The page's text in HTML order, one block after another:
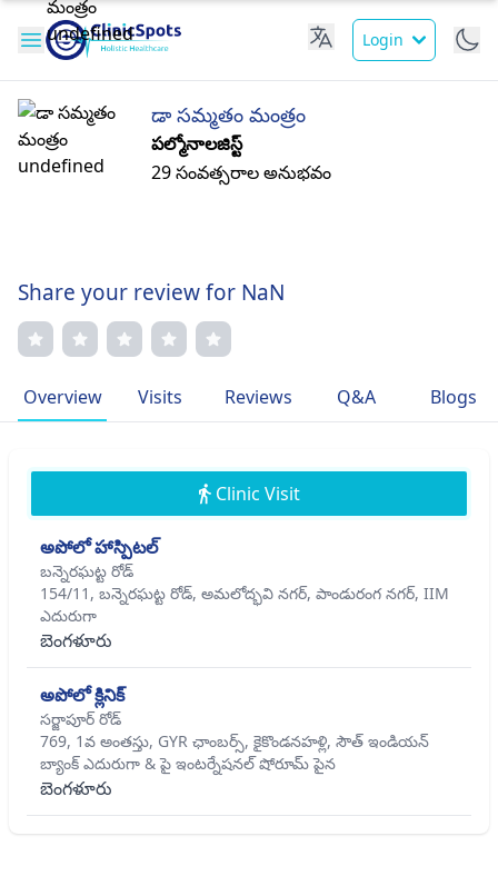
Login
డా సమ్మతం మంత్రం
పల్మోనాలజిస్ట్
29 సంవత్సరాల అనుభవం
Share your review for NaN
Overview Visits Reviews Q&A Blogs
Clinic Visit
అపోలో హాస్పిటల్
బన్నెరఘట్ట రోడ్
154/11, బన్నెరఘట్ట రోడ్, అమలోద్భవి నగర్, పాండురంగ నగర్, IIM
ఎదురుగా
బెంగళూరు
అపోలో క్లినిక్
సర్జాపూర్ రోడ్
769, 1వ అంతస్తు, GYR ఛాంబర్స్, కైకొండనహళ్లి, సౌత్ ఇండియన్
బ్యాంక్ ఎదురుగా & పై ఇంటర్నేషనల్ షోరూమ్ పైన
బెంగళూరు